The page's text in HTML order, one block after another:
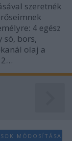
szeretnék
4 egész
só, bors,
olaj a
2…
MÓDOSÍTÁSA